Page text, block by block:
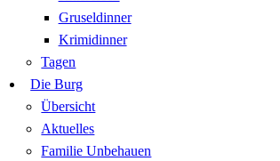
Gruseldinner
Krimidinner
Tagen
Die Burg
Übersicht
Aktuelles
Familie Unbehauen